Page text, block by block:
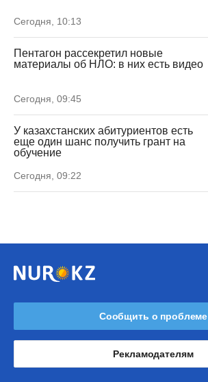
Сегодня, 10:13
Пентагон рассекретил новые
материалы об НЛО: в них есть видео
Сегодня, 09:45
У казахстанских абитуриентов есть
еще один шанс получить грант на
обучение
Сегодня, 09:22
Сообщить о проблеме
Рекламодателям